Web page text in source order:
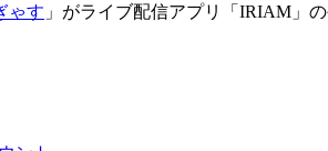
ゃす 」がライブ配信アプリ「IRIAM」